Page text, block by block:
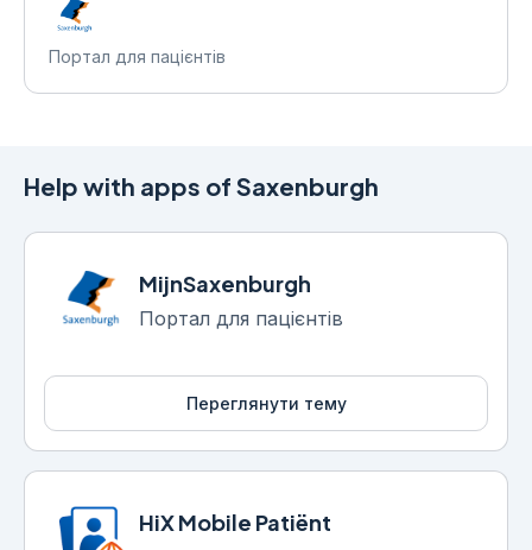
Портал для пацієнтів
Help with apps of Saxenburgh
MijnSaxenburgh
Портал для пацієнтів
Переглянути тему
HiX Mobile Patiënt